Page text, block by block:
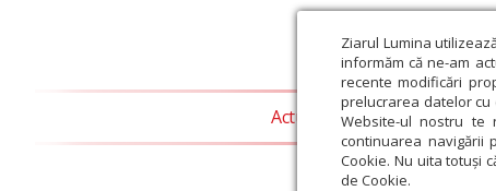
Ziarul Lumina
informăm că ne-am
recente modificări
prelucrarea datelor
Website-ul nostru te
continuarea navigării
Cookie. Nu uita totuși
de Cookie.
Actualitate religioasă